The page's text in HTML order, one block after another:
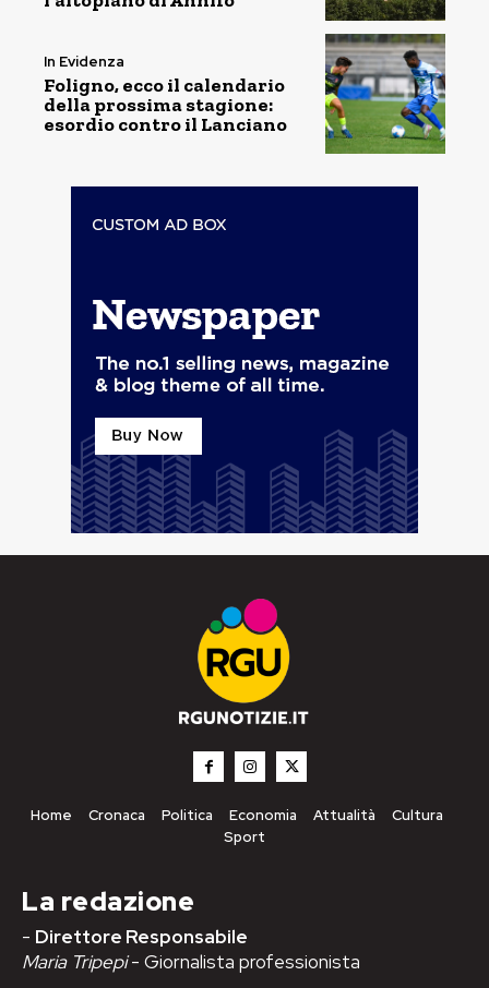
In Evidenza
Foligno, ecco il calendario
della prossima stagione:
esordio contro il Lanciano
Home Cronaca Politica Economia Attualità
Cultura
Sport
La redazione
- Direttore Responsabile
Maria Tripepi- Giornalista professionista